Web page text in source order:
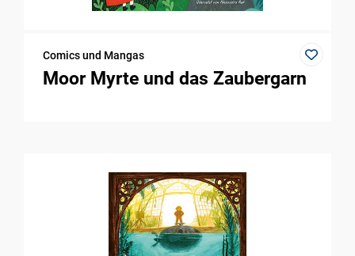
Comics und Mangas
Moor Myrte und das Zaubergarn